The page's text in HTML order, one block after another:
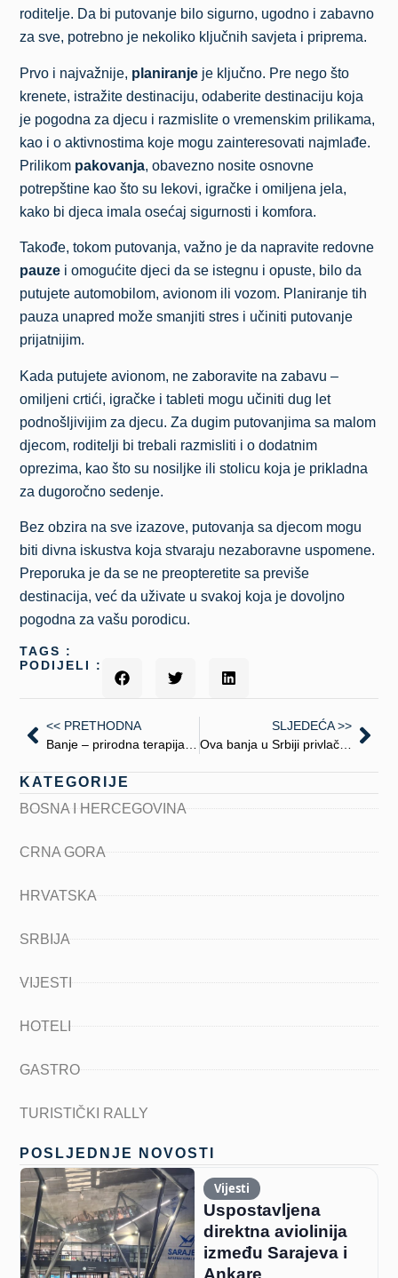
roditelje. Da bi putovanje bilo sigurno, ugodno i zabavno
za sve, potrebno je nekoliko ključnih savjeta i priprema.
Prvo i najvažnije, planiranje je ključno. Pre nego što
krenete, istražite destinaciju, odaberite destinaciju koja
je pogodna za djecu i razmislite o vremenskim prilikama,
kao i o aktivnostima koje mogu zainteresovati najmlađe.
Prilikom pakovanja, obavezno nosite osnovne
potrepštine kao što su lekovi, igračke i omiljena jela,
kako bi djeca imala osećaj sigurnosti i komfora.
Takođe, tokom putovanja, važno je da napravite redovne
pauze i omogućite djeci da se istegnu i opuste, bilo da
putujete automobilom, avionom ili vozom. Planiranje tih
pauza unapred može smanjiti stres i učiniti putovanje
prijatnijim.
Kada putujete avionom, ne zaboravite na zabavu –
omiljeni crtići, igračke i tableti mogu učiniti dug let
podnošljivijim za djecu. Za dugim putovanjima sa malom
djecom, roditelji bi trebali razmisliti i o dodatnim
oprezima, kao što su nosiljke ili stolicu koja je prikladna
za dugoročno sedenje.
Bez obzira na sve izazove, putovanja sa djecom mogu
biti divna iskustva koja stvaraju nezaboravne uspomene.
Preporuka je da se ne preopteretite sa previše
destinacija, već da uživate u svakoj koja je dovoljno
pogodna za vašu porodicu.
TAGS :
PODIJELI :
<< PRETHODNA
Banje – prirodna terapija za dušu i telo”
SLJEDEĆA >>
Ova banja u Srbiji privlači sve više stranaca zbog lekovite vode i blata
KATEGORIJE
BOSNA I HERCEGOVINA
CRNA GORA
HRVATSKA
SRBIJA
VIJESTI
HOTELI
GASTRO
TURISTIČKI RALLY
POSLJEDNJE NOVOSTI
Vijesti
Uspostavljena
direktna aviolinija
između Sarajeva i